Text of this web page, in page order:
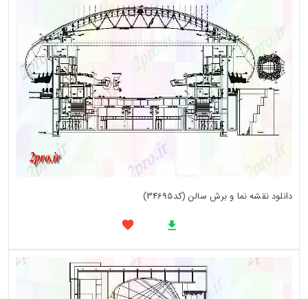
دانلود نقشه نما و برش سالن (کد34695)